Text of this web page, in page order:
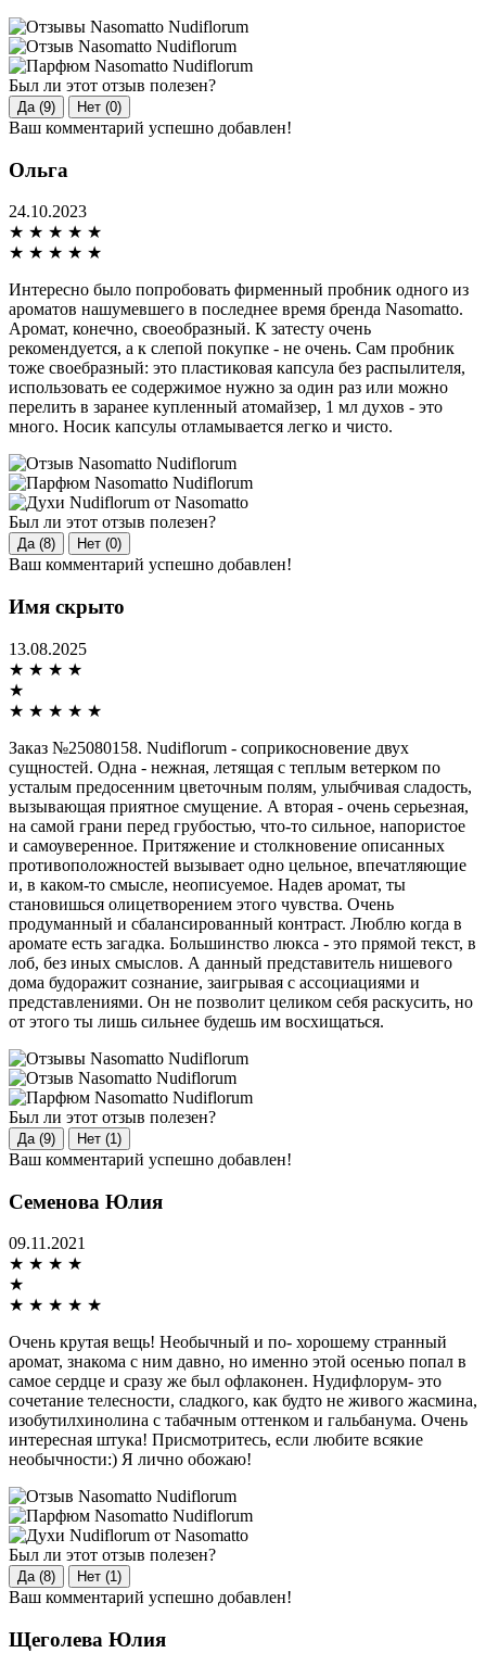
Был ли этот отзыв полезен?
Да (9) Нет (0)
Ваш комментарий успешно добавлен!
Ольга
24.10.2023
★ ★ ★ ★ ★
★ ★ ★ ★ ★
Интересно было попробовать фирменный пробник одного из
ароматов нашумевшего в последнее время бренда Nasomatto.
Аромат, конечно, своеобразный. К затесту очень
рекомендуется, а к слепой покупке - не очень. Сам пробник
тоже своебразный: это пластиковая капсула без распылителя,
использовать ее содержимое нужно за один раз или можно
перелить в заранее купленный атомайзер, 1 мл духов - это
много. Носик капсулы отламывается легко и чисто.
Был ли этот отзыв полезен?
Да (8) Нет (0)
Ваш комментарий успешно добавлен!
Имя скрыто
13.08.2025
★ ★ ★ ★
★
★ ★ ★ ★ ★
Заказ №25080158. Nudiflorum - соприкосновение двух
сущностей. Одна - нежная, летящая с теплым ветерком по
усталым предосенним цветочным полям, улыбчивая сладость,
вызывающая приятное смущение. А вторая - очень серьезная,
на самой грани перед грубостью, что-то сильное, напористое
и самоуверенное. Притяжение и столкновение описанных
противоположностей вызывает одно цельное, впечатляющие
и, в каком-то смысле, неописуемое. Надев аромат, ты
становишься олицетворением этого чувства. Очень
продуманный и сбалансированный контраст. Люблю когда в
аромате есть загадка. Большинство люкса - это прямой текст, в
лоб, без иных смыслов. А данный представитель нишевого
дома будоражит сознание, заигрывая с ассоциациями и
представлениями. Он не позволит целиком себя раскусить, но
от этого ты лишь сильнее будешь им восхищаться.
Был ли этот отзыв полезен?
Да (9) Нет (1)
Ваш комментарий успешно добавлен!
Семенова Юлия
09.11.2021
★ ★ ★ ★
★
★ ★ ★ ★ ★
Очень крутая вещь! Необычный и по- хорошему странный
аромат, знакома с ним давно, но именно этой осенью попал в
самое сердце и сразу же был офлаконен. Нудифлорум- это
сочетание телесности, сладкого, как будто не живого жасмина,
изобутилхинолина с табачным оттенком и гальбанума. Очень
интересная штука! Присмотритесь, если любите всякие
необычности:) Я лично обожаю!
Был ли этот отзыв полезен?
Да (8) Нет (1)
Ваш комментарий успешно добавлен!
Щеголева Юлия